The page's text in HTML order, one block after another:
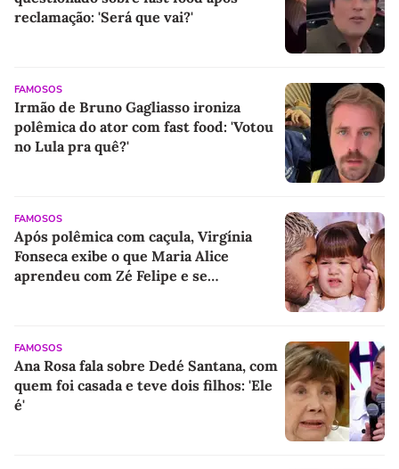
reclamação: 'Será que vai?'
FAMOSOS
Irmão de Bruno Gagliasso ironiza
polêmica do ator com fast food: 'Votou
no Lula pra quê?'
FAMOSOS
Após polêmica com caçula, Virgínia
Fonseca exibe o que Maria Alice
aprendeu com Zé Felipe e se
FAMOSOS
Ana Rosa fala sobre Dedé Santana, com
quem foi casada e teve dois filhos: 'Ele
é'